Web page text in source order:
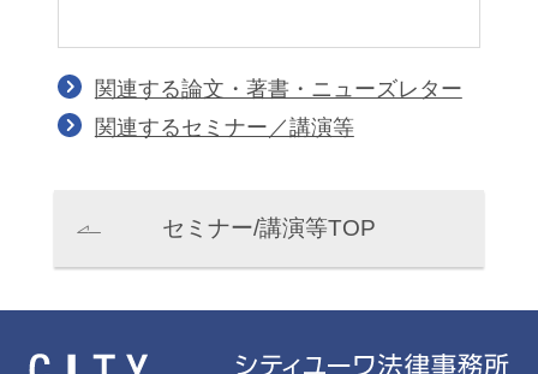
関連する論文・著書・ニューズレター
関連するセミナー／講演等
セミナー/講演等TOP